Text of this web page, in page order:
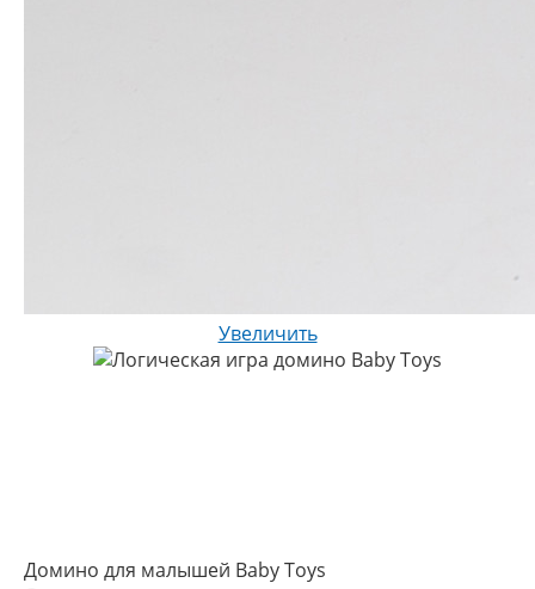
Увеличить
Домино для малышей Вaby Toys